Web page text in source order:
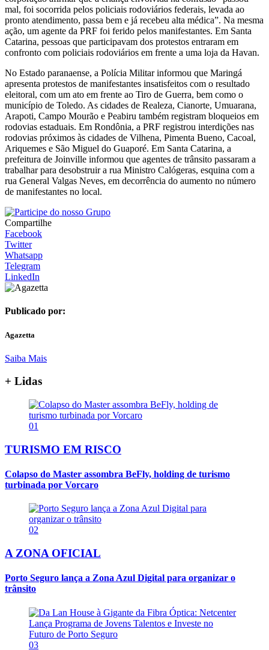
mal, foi socorrida pelos policiais rodoviários federais, levada ao
pronto atendimento, passa bem e já recebeu alta médica”. Na mesma
ação, um agente da PRF foi ferido pelos manifestantes. Em Santa
Catarina, pessoas que participavam dos protestos entraram em
confronto com policiais rodoviários em frente a uma loja da Havan.
No Estado paranaense, a Polícia Militar informou que Maringá
apresenta protestos de manifestantes insatisfeitos com o resultado
eleitoral, com um ato em frente ao Tiro de Guerra, bem como o
município de Toledo. As cidades de Realeza, Cianorte, Umuarana,
Arapoti, Campo Mourão e Peabiru também registram bloqueios em
rodovias estaduais. Em Rondônia, a PRF registrou interdições nas
rodovias próximos às cidades de Vilhena, Pimenta Bueno, Cacoal,
Ariquemes e São Miguel do Guaporé. Em Santa Catarina, a
prefeitura de Joinville informou que agentes de trânsito passaram a
trabalhar para desobstruir a rua Ministro Calógeras, esquina com a
rua General Valgas Neves, em decorrência do aumento no número
de manifestantes no local.
Compartilhe
Facebook
Twitter
Whatsapp
Telegram
LinkedIn
Publicado por:
Agazetta
Saiba Mais
+ Lidas
01
TURISMO EM RISCO
Colapso do Master assombra BeFly, holding de turismo
turbinada por Vorcaro
02
A ZONA OFICIAL
Porto Seguro lança a Zona Azul Digital para organizar o
trânsito
03